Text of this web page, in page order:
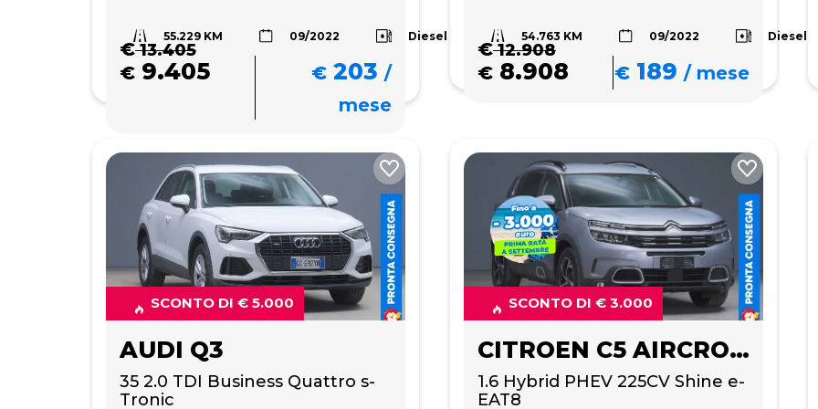
55.229 KM 09/2022 Diesel
€13.405
€ 9.405 € 203 /
mese
54.763 KM 09/2022 Diesel
€12.908
€ 8.908 € 189 / mese
SCONTO DI € 5.000
AUDI Q3
35 2.0 TDI Business Quattro s-
Tronic
SCONTO DI € 3.000
CITROEN C5 AIRCROSS
1.6 Hybrid PHEV 225CV Shine e-
EAT8